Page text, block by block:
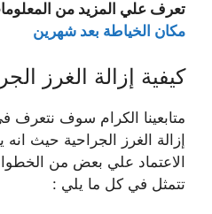
تعرف علي المزيد من
مكان الخياطة بعد شهرين
كيفية إزالة الغرز
متابعينا الكرام سوف نتعرف
إزالة الغرز الجراحية حيث
الاعتماد علي بعض من
تتمثل في كل ما يلي :